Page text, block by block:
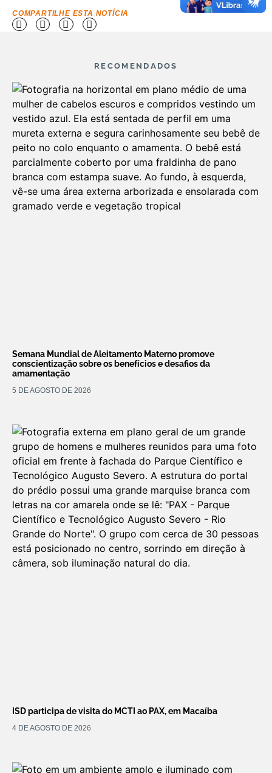
COMPARTILHE ESTA NOTÍCIA
RECOMENDADOS
Semana Mundial de Aleitamento Materno promove
conscientização sobre os benefícios e desafios da
amamentação
5 DE AGOSTO DE 2026
ISD participa de visita do MCTI ao PAX, em Macaíba
4 DE AGOSTO DE 2026